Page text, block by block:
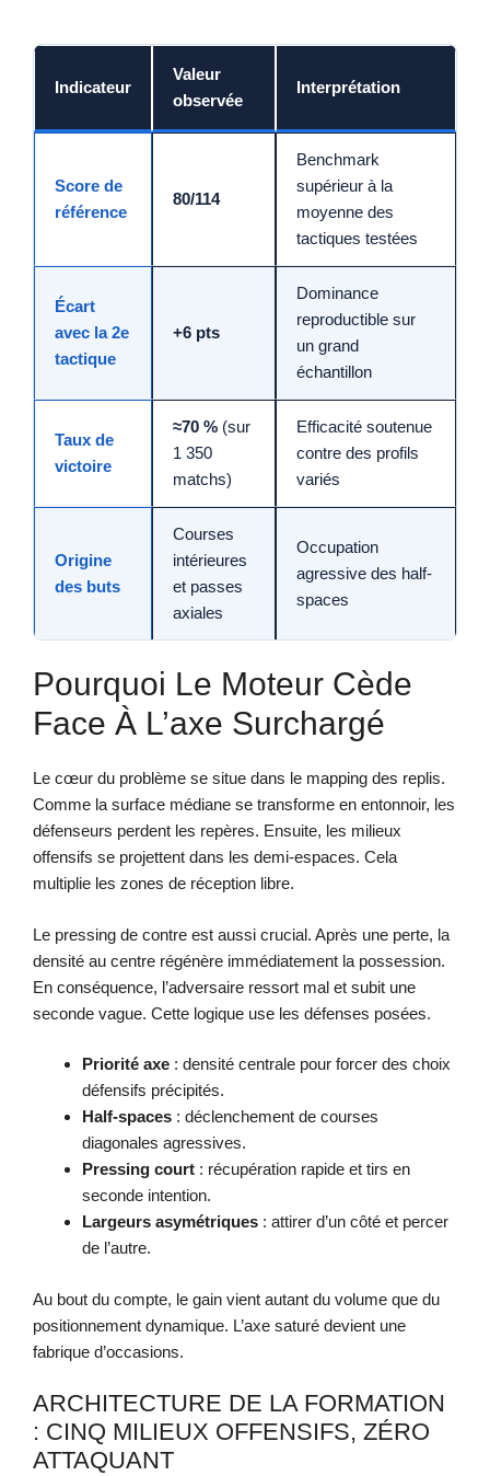
Indicateur
Valeur
observée
Interprétation
Score de
référence
80/114
Benchmark
supérieur à la
moyenne des
tactiques testées
Écart
avec la 2e
tactique
+6 pts
Dominance
reproductible sur
un grand
échantillon
Taux de
victoire
≈70 % (sur
1 350
matchs)
Efficacité soutenue
contre des profils
variés
Origine
des buts
Courses
intérieures
et passes
axiales
Occupation
agressive des half-
spaces
Pourquoi Le Moteur Cède
Face À L’axe Surchargé
Le cœur du problème se situe dans le mapping des replis.
Comme la surface médiane se transforme en entonnoir, les
défenseurs perdent les repères. Ensuite, les milieux
offensifs se projettent dans les demi-espaces. Cela
multiplie les zones de réception libre.
Le pressing de contre est aussi crucial. Après une perte, la
densité au centre régénère immédiatement la possession.
En conséquence, l’adversaire ressort mal et subit une
seconde vague. Cette logique use les défenses posées.
Priorité axe : densité centrale pour forcer des choix
défensifs précipités.
Half-spaces : déclenchement de courses
diagonales agressives.
Pressing court : récupération rapide et tirs en
seconde intention.
Largeurs asymétriques : attirer d’un côté et percer
de l’autre.
Au bout du compte, le gain vient autant du volume que du
positionnement dynamique. L’axe saturé devient une
fabrique d’occasions.
ARCHITECTURE DE LA FORMATION
: CINQ MILIEUX OFFENSIFS, ZÉRO
ATTAQUANT